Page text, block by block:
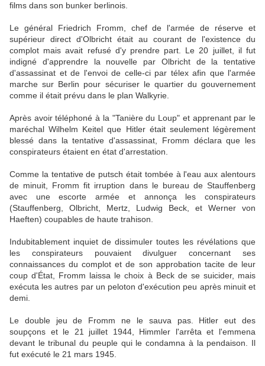
films dans son bunker berlinois.
Le général Friedrich Fromm, chef de l'armée de réserve et
supérieur direct d'Olbricht était au courant de l'existence du
complot mais avait refusé d'y prendre part. Le 20 juillet, il fut
indigné d'apprendre la nouvelle par Olbricht de la tentative
d'assassinat et de l'envoi de celle-ci par télex afin que l'armée
marche sur Berlin pour sécuriser le quartier du gouvernement
comme il était prévu dans le plan Walkyrie.
Après avoir téléphoné à la "Tanière du Loup" et apprenant par le
maréchal Wilhelm Keitel que Hitler était seulement légèrement
blessé dans la tentative d'assassinat, Fromm déclara que les
conspirateurs étaient en état d'arrestation.
Comme la tentative de putsch était tombée à l'eau aux alentours
de minuit, Fromm fit irruption dans le bureau de Stauffenberg
avec une escorte armée et annonça les conspirateurs
(Stauffenberg, Olbricht, Mertz, Ludwig Beck, et Werner von
Haeften) coupables de haute trahison.
Indubitablement inquiet de dissimuler toutes les révélations que
les conspirateurs pouvaient divulguer concernant ses
connaissances du complot et de son approbation tacite de leur
coup d'État, Fromm laissa le choix à Beck de se suicider, mais
exécuta les autres par un peloton d'exécution peu après minuit et
demi.
Le double jeu de Fromm ne le sauva pas. Hitler eut des
soupçons et le 21 juillet 1944, Himmler l'arrêta et l'emmena
devant le tribunal du peuple qui le condamna à la pendaison. Il
fut exécuté le 21 mars 1945.